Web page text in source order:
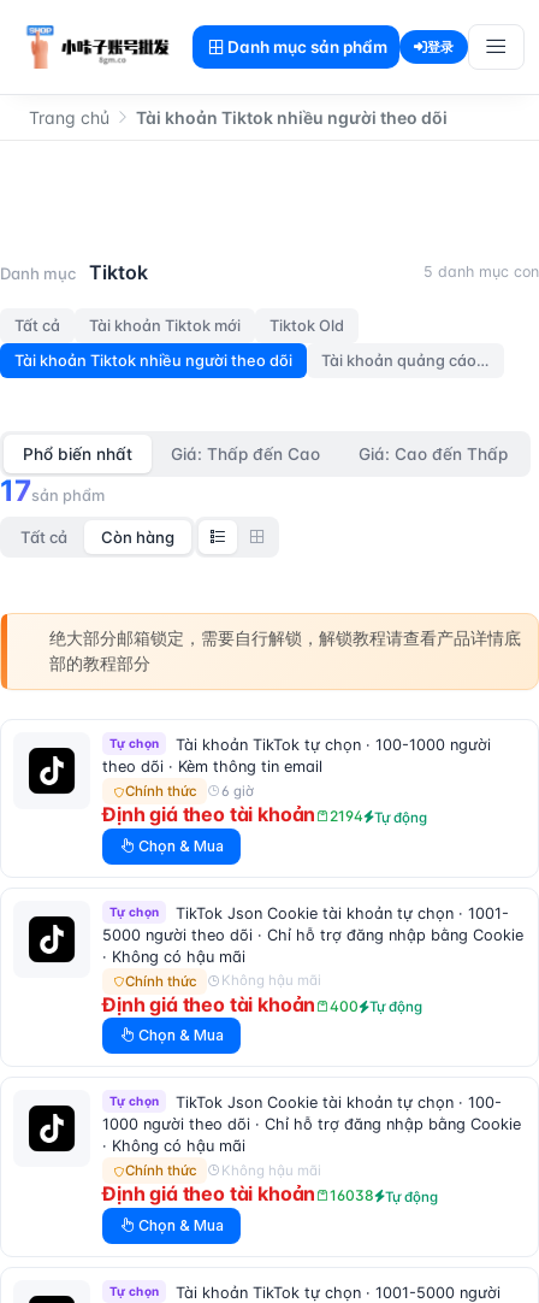
Danh mục sản phẩm 登录
Trang chủ Tài khoản Tiktok nhiều người theo dõi
Tài khoản Tiktok nhiều người
Danh mục Tiktok 5 danh mục con
Tất cả Tài khoản Tiktok mới
Tiktok Old
Tài khoản Tiktok nhiều người theo dõi
Tài khoản quảng cáo Tiktok
Phổ biến nhất Giá: Thấp đến Cao Giá: Cao đến Thấp
17sản phẩm
Tất cả Còn hàng
绝大部分邮箱锁定，需要自行解锁，解锁教程请查看产品详情底
部的教程部分
Tự chọn
Tài khoản TikTok tự chọn · 100-1000 người
theo dõi · Kèm thông tin email
Chính thức 6 giờ
Định giá theo tài khoản 2194 Tự động
Chọn & Mua
Tự chọn
TikTok Json Cookie tài khoản tự chọn · 1001-
5000 người theo dõi · Chỉ hỗ trợ đăng nhập bằng Cookie
· Không có hậu mãi
Chính thức Không hậu mãi
Định giá theo tài khoản 400 Tự động
Chọn & Mua
Tự chọn
TikTok Json Cookie tài khoản tự chọn · 100-
1000 người theo dõi · Chỉ hỗ trợ đăng nhập bằng Cookie
· Không có hậu mãi
Chính thức Không hậu mãi
Định giá theo tài khoản 16038 Tự động
Chọn & Mua
Tự chọn
Tài khoản TikTok tự chọn · 1001-5000 người